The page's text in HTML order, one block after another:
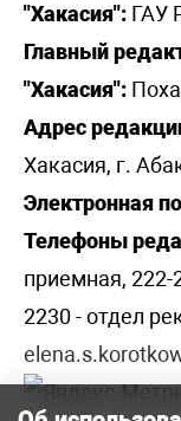
"Хакасия": ГАУ
Главный
"Хакасия":
Адрес
Хакасия, г.
Электронная
Телефоны
приемная, 222-
2230 - отдел